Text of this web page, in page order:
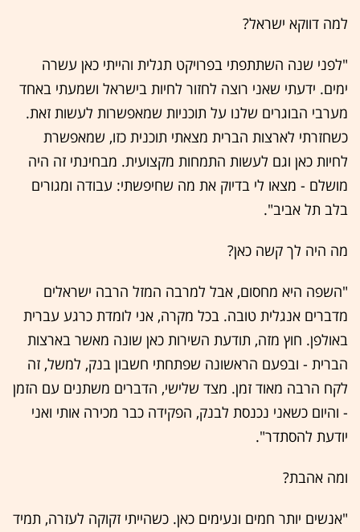
למה דווקא ישראל?
"לפני שנה השתתפתי בפרויקט תגלית והייתי כאן עשרה
ימים. ידעתי שאני רוצה לחזור לחיות בישראל ושמעתי באחד
מערבי הבוגרים שלנו על תוכניות שמאפשרות לעשות זאת.
כשחזרתי לארצות הברית מצאתי תוכנית כזו, שמאפשרת
לחיות כאן וגם לעשות התמחות מקצועית. מבחינתי זה היה
מושלם - מצאו לי בדיוק את מה שחיפשתי: עבודה ומגורים
בלב תל אביב".
מה היה לך קשה כאן?
"השפה היא מחסום, אבל למרבה המזל הרבה ישראלים
מדברים אנגלית טובה. בכל מקרה, אני לומדת כרגע עברית
באולפן. חוץ מזה, תודעת השירות כאן שונה מאשר בארצות
הברית - ובפעם הראשונה שפתחתי חשבון בנק, למשל, זה
לקח הרבה מאוד זמן. מצד שלישי, הדברים משתנים עם הזמן
- והיום כשאני נכנסת לבנק, הפקידה כבר מכירה אותי ואני
יודעת להסתדר".
ומה אהבת?
"אנשים יותר חמים ונעימים כאן. כשהייתי זקוקה לעזרה, תמיד